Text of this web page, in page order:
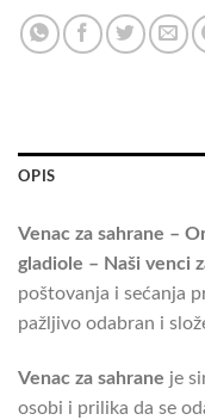
OPIS
Venac za sahrane –
gladiole – Naši venci
poštovanja i sećanja
pažljivo odabran i
Venac za sahrane je
osobi i prilika da se